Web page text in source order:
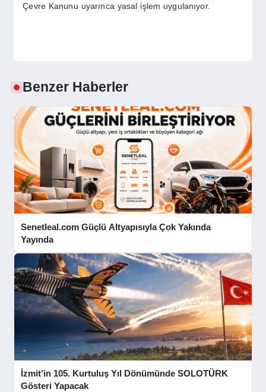
Çevre Kanunu uyarınca yasal işlem uygulanıyor.
Benzer Haberler
Senetleal.com Güçlü Altyapısıyla Çok Yakında
Yayında
İzmit’in 105. Kurtuluş Yıl Dönümünde SOLOTÜRK
Gösteri Yapacak